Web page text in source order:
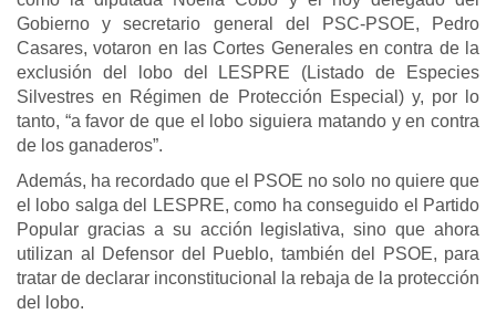
Gobierno y secretario general del PSC-PSOE, Pedro
Casares, votaron en las Cortes Generales en contra de la
exclusión del lobo del LESPRE (Listado de Especies
Silvestres en Régimen de Protección Especial) y, por lo
tanto, “a favor de que el lobo siguiera matando y en contra
de los ganaderos”.
Además, ha recordado que el PSOE no solo no quiere que
el lobo salga del LESPRE, como ha conseguido el Partido
Popular gracias a su acción legislativa, sino que ahora
utilizan al Defensor del Pueblo, también del PSOE, para
tratar de declarar inconstitucional la rebaja de la protección
del lobo.